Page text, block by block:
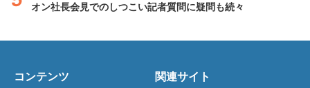
オン社長会見でのしつこい記者質問に疑問も続々
コンテンツ 関連サイト